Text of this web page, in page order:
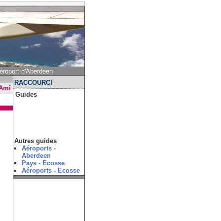
d'Aberdeen
RACCOURCI
Guides
Autres guides
Aéroports -
Aberdeen
Pays - Ecosse
Aéroports - Ecosse